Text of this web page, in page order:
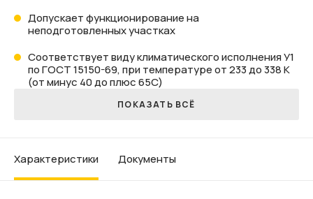
Допускает функционирование на
неподготовленных участках
Соответствует виду климатического исполнения У1
по ГОСТ 15150-69, при температуре от 233 до 338 К
(от минус 40 до плюс 65С)
ПОКАЗАТЬ ВСЁ
характеристики Документы